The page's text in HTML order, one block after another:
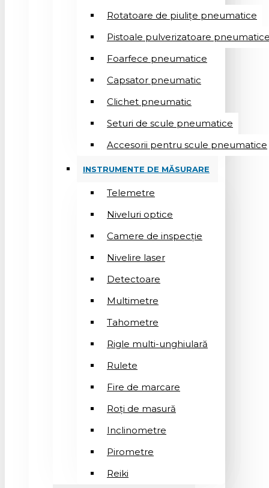
Rotatoare de piulițe pneumatice
Pistoale pulverizatoare
Foarfece pneumatice
Capsator pneumatic
Clichet pneumatic
Seturi de scule pneumatice
Accesorii pentru scule pneumatice
INSTRUMENTE DE MĂSURARE
Telemetre
Niveluri optice
Camere de inspecție
Nivelire laser
Detectoare
Multimetre
Tahometre
Rigle multi-unghiulară
Rulete
Fire de marcare
Roți de masură
Inclinometre
Pirometre
Reiki